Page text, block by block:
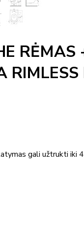
gali užtrukti iki